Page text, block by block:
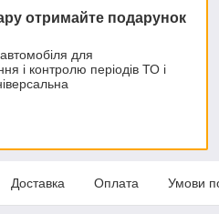
отримайте подарунок
для
і контролю періодів ТО і
Доставка Оплата Умови